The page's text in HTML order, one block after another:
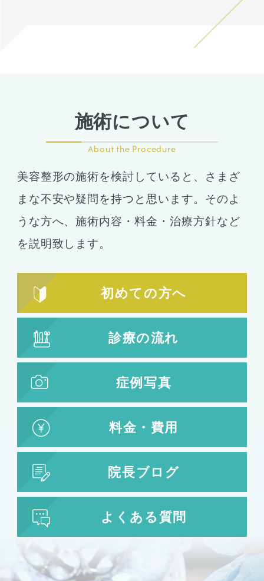
施術について
About the Procedure
美容整形の施術を検討していると、さまざ
まな不安や疑問を持つと思います。そのよ
うな方へ、施術内容・料金・治療方針など
を説明致します。
初めての方へ
診療の流れ
症例写真
料金・費用
院長ブログ
よくある質問